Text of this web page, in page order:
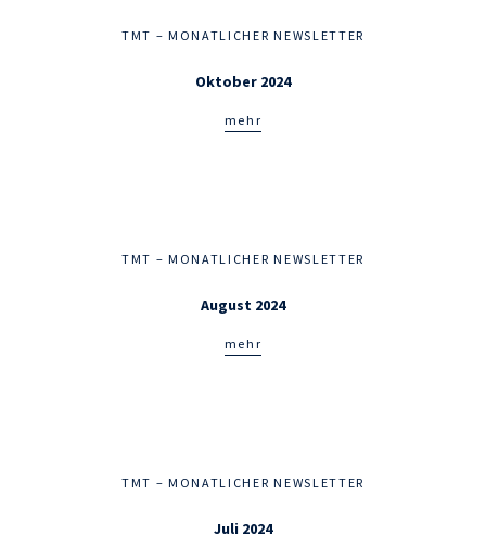
TMT – MONATLICHER NEWSLETTER
Oktober 2024
mehr
TMT – MONATLICHER NEWSLETTER
August 2024
mehr
TMT – MONATLICHER NEWSLETTER
Juli 2024